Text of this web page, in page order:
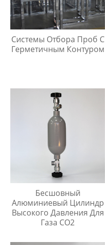
Системы Отбора Проб С
Герметичным Контуром
Бесшовный
Алюминиевый Цилиндр
Высокого Давления Для
Газа CO2